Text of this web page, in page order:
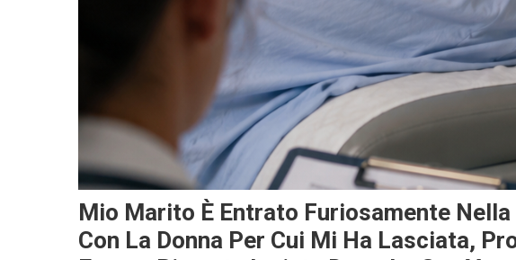
Mio Marito È Entrato Furiosamente Nella
Con La Donna Per Cui Mi Ha Lasciata,